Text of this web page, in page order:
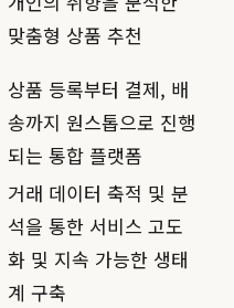
맞춤형 상품 추천
상품 등록부터 결제, 배
송까지 원스톱으로 진행
되는 통합 플랫폼
거래 데이터 축적 및 분
석을 통한 서비스 고도
화 및 지속 가능한 생태
계 구축